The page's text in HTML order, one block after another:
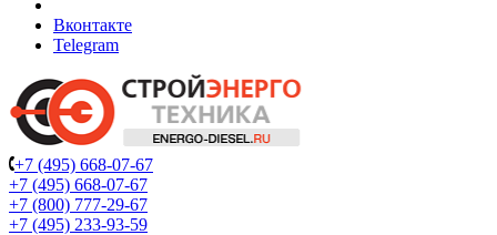
Вконтакте
Telegram
+7 (495) 668-07-67
+7 (495) 668-07-67
+7 (800) 777-29-67
+7 (495) 233-93-59